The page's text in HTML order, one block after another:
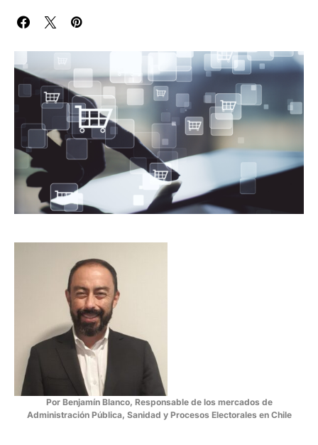
Por Benjamín Blanco, Responsable de los mercados de
Administración Pública, Sanidad y Procesos Electorales en Chile